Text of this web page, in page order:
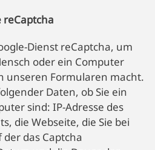
reCaptcha
Dienst reCaptcha, um
oder ein Computer
unseren Formularen macht.
Daten, ob Sie ein
sind: IP-Adresse des
die Webseite, die Sie bei
das Captcha